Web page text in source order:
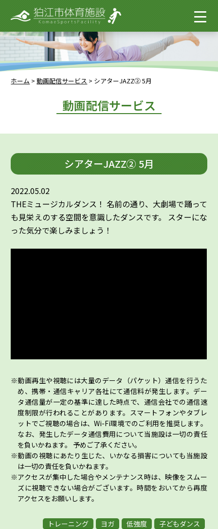
ホーム >動画配信サービス > シアターJAZZ② 5月
動画配信サービス
シアターJAZZ② 5月
2022.05.02
THEミュージカルダンス！ 名前の通り、大劇場で踊って
も見栄えのする空間を意識したダンスです。 スターにな
った気分で楽しみましょう！
動画再生や視聴には大量のデータ（パケット）通信を行うた
め、携帯・通信キャリア各社にて通信料が発生します。デー
タ通信量が一定の基準に達した時点で、通信会社での通信速
度制限が行われることがあります。スマートフォンやタブレ
ットでご視聴の場合は、Wi-Fi環境でのご利用を推奨します。
なお、発生したデータ通信費用について当施設は一切の責任
を負いかねます。 予めご了承ください。
動画の視聴にあたり生じた、いかなる損害についても当施設
は一切の責任を負いかねます。
アクセスが集中した場合やメンテナンス時は、映像をスムー
ズに視聴できない場合がございます。時間をおいてから再度
アクセスをお願いします。
トレーニング ヨガ 低強度
子どもダンス